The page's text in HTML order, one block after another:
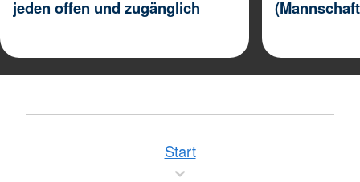
jeden offen und zugänglich
Start